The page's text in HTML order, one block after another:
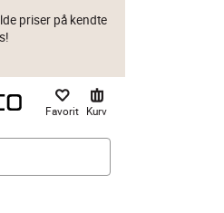
priser på kendte
Favorit Kurv